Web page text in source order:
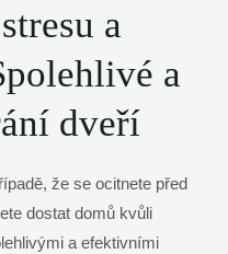
a
a
dveří
že se ocitnete před
dostat domů kvůli
a efektivními